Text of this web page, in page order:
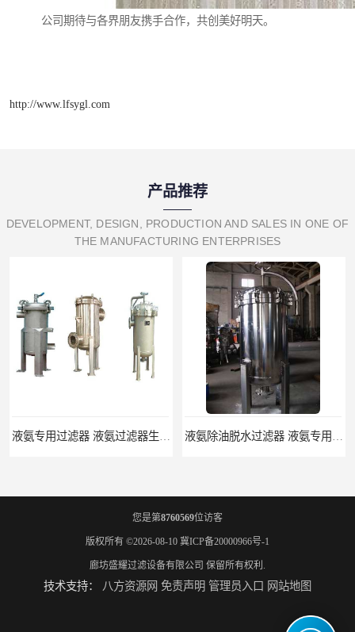
公司期待与各界朋友携手合作，共创美好明天。
http://www.lfsygl.com
产品推荐
DEVELOPMENT, DESIGN, PRODUCTION AND SALES IN ONE OF
THE MANUFACTURING ENTERPRISES
液氨专用过滤器 液氨过滤器生产厂家 液氨除油脱水过滤器 液氨专用过滤器
您是第8760569位访客
版权所有 ©2026-08-10 冀ICP备20000966号-1
廊坊盛耀过滤设备有限公司 保留所有权利.
技术支持： 八方资源网 免责声明 管理员入口 网站地图